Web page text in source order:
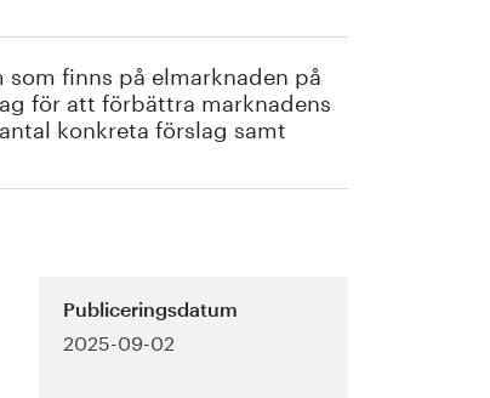
finns på elmarknaden på
för att förbättra marknadens
konkreta förslag samt
Publiceringsdatum
2025-09-02